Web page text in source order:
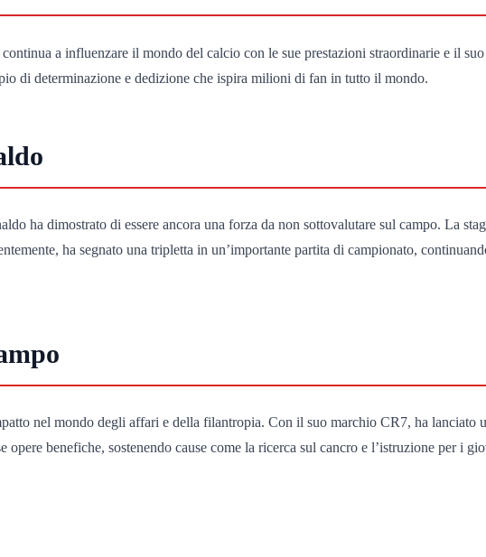
a influenzare il mondo del calcio con le sue prestazioni straordinarie e il
di determinazione e dedizione che ispira milioni di fan in tutto il mondo.
ha dimostrato di essere ancora una forza da non sottovalutare sul campo. La
ha segnato una tripletta in un’importante partita di campionato,
nel mondo degli affari e della filantropia. Con il suo marchio CR7, ha
benefiche, sostenendo cause come la ricerca sul cancro e l’istruzione per i